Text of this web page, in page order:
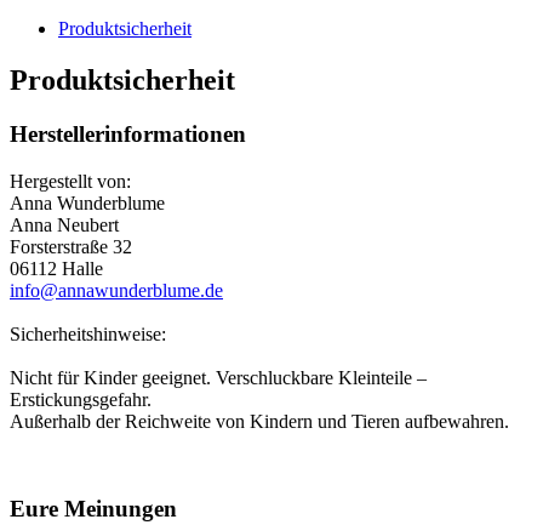
Produktsicherheit
Produktsicherheit
Herstellerinformationen
Hergestellt von:
Anna Wunderblume
Anna Neubert
Forsterstraße 32
06112 Halle
info@annawunderblume.de
Sicherheitshinweise:
Nicht für Kinder geeignet. Verschluckbare Kleinteile –
Erstickungsgefahr.
Außerhalb der Reichweite von Kindern und Tieren aufbewahren.
Eure Meinungen